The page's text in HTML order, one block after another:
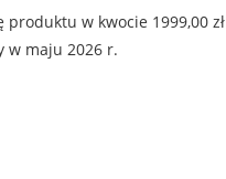
produktu w kwocie 1999,00 zł
w maju 2026 r.